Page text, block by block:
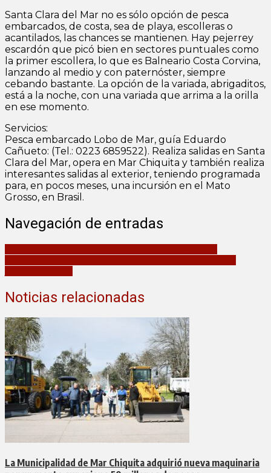
Santa Clara del Mar no es sólo opción de pesca
embarcados, de costa, sea de playa, escolleras o
acantilados, las chances se mantienen. Hay pejerrey
escardón que picó bien en sectores puntuales como
la primer escollera, lo que es Balneario Costa Corvina,
lanzando al medio y con paternóster, siempre
cebando bastante. La opción de la variada, abrigaditos,
está a la noche, con una variada que arrima a la orilla
en ese momento.
Servicios:
Pesca embarcado Lobo de Mar, guía Eduardo
Cañueto: (Tel.: 0223 6859522). Realiza salidas en Santa
Clara del Mar, opera en Mar Chiquita y también realiza
interesantes salidas al exterior, teniendo programada
para, en pocos meses, una incursión en el Mato
Grosso, en Brasil.
Navegación de entradas
Noticias relacionadas
La Municipalidad de Mar Chiquita adquirió nueva maquinaria